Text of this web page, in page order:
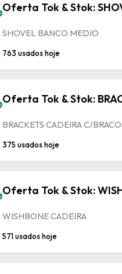
Oferta Tok & Stok:
SHOVEL BANCO MEDIO
763 usados hoje
Oferta Tok & Stok:
BRACKETS CADEIRA C/
375 usados hoje
Oferta Tok & Stok:
WISHBONE CADEIRA
571 usados hoje